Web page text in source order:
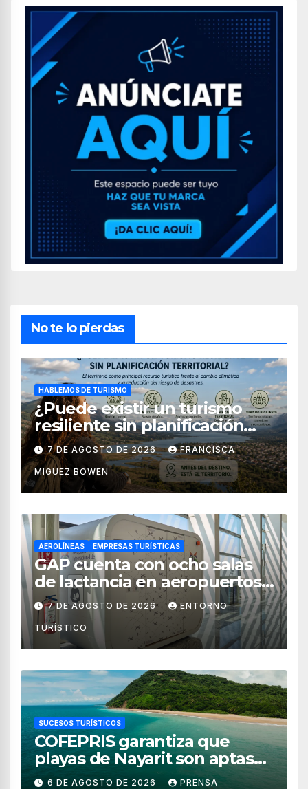
No te lo pierdas
HABLEMOS DE TURISMO
¿Puede existir un turismo
resiliente sin planificación
territorial?
7 DE AGOSTO DE 2026 FRANCISCA
MIGUEZ BOWEN
AEROLÍNEAS EMPRESAS TURÍSTICAS
GAP cuenta con ocho salas
de lactancia en aeropuertos
de México
7 DE AGOSTO DE 2026 ENTORNO
TURÍSTICO
SUCESOS TURÍSTICOS
COFEPRIS garantiza que
playas de Nayarit son aptas
para uso recreativo
6 DE AGOSTO DE 2026 PRENSA